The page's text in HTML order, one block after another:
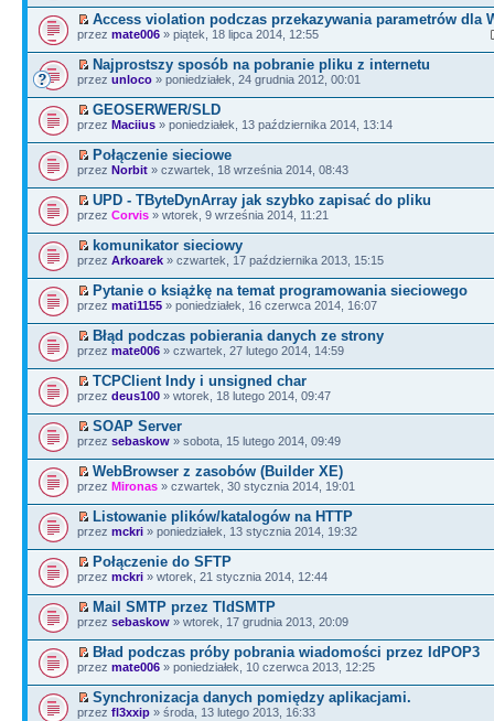
Access violation podczas przekazywania parametrów dla
przez mate006 » piątek, 18 lipca 2014, 12:55
Najprostszy sposób na pobranie pliku z internetu
przez unloco » poniedziałek, 24 grudnia 2012, 00:01
GEOSERWER/SLD
przez Maciius » poniedziałek, 13 października 2014, 13:14
Połączenie sieciowe
przez Norbit » czwartek, 18 września 2014, 08:43
UPD - TByteDynArray jak szybko zapisać do pliku
przez Corvis » wtorek, 9 września 2014, 11:21
komunikator sieciowy
przez Arkoarek » czwartek, 17 października 2013, 15:15
Pytanie o książkę na temat programowania sieciowego
przez mati1155 » poniedziałek, 16 czerwca 2014, 16:07
Błąd podczas pobierania danych ze strony
przez mate006 » czwartek, 27 lutego 2014, 14:59
TCPClient Indy i unsigned char
przez deus100 » wtorek, 18 lutego 2014, 09:47
SOAP Server
przez sebaskow » sobota, 15 lutego 2014, 09:49
WebBrowser z zasobów (Builder XE)
przez Mironas » czwartek, 30 stycznia 2014, 19:01
Listowanie plików/katalogów na HTTP
przez mckri » poniedziałek, 13 stycznia 2014, 19:32
Połączenie do SFTP
przez mckri » wtorek, 21 stycznia 2014, 12:44
Mail SMTP przez TIdSMTP
przez sebaskow » wtorek, 17 grudnia 2013, 20:09
Bład podczas próby pobrania wiadomości przez IdPOP3
przez mate006 » poniedziałek, 10 czerwca 2013, 12:25
Synchronizacja danych pomiędzy aplikacjami.
przez fl3xxip » środa, 13 lutego 2013, 16:33